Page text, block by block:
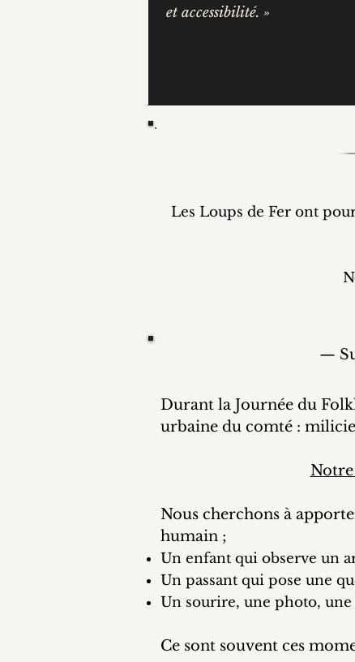
et accessibilité. »
Les Loups de Fer ont
—
Durant la Journée du
urbaine du comté :
Notre
Nous cherchons à
humain ;
Un enfant qui observe un
Un passant qui pose une
Un sourire, une photo, une
Ce sont souvent ces